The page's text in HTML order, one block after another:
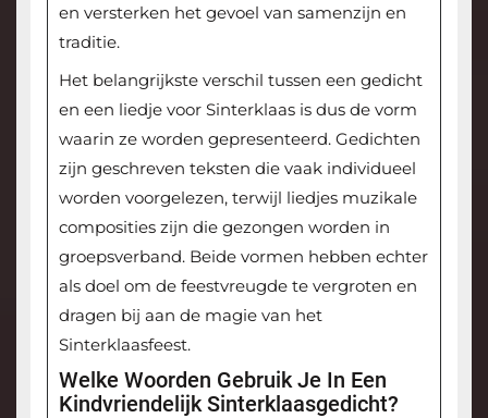
en versterken het gevoel van samenzijn en
traditie.
Het belangrijkste verschil tussen een gedicht
en een liedje voor Sinterklaas is dus de vorm
waarin ze worden gepresenteerd. Gedichten
zijn geschreven teksten die vaak individueel
worden voorgelezen, terwijl liedjes muzikale
composities zijn die gezongen worden in
groepsverband. Beide vormen hebben echter
als doel om de feestvreugde te vergroten en
dragen bij aan de magie van het
Sinterklaasfeest.
Welke Woorden Gebruik Je In Een
Kindvriendelijk Sinterklaasgedicht?